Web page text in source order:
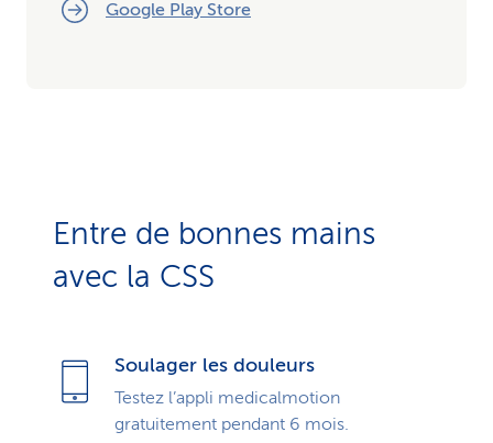
Google Play Store
Entre de bonnes mains
avec la CSS
Soulager les douleurs
Testez l’appli medicalmotion
gratuitement pendant 6 mois.